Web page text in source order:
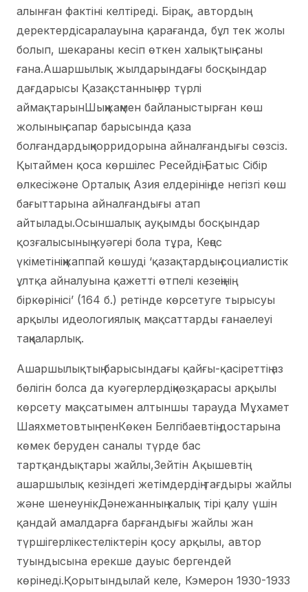
алынған фактіні келтіреді. Бірақ, автордың
деректердісаралауына қарағанда, бұл тек жолы
болып, шекараны кесіп өткен халықтың саны
ғана.Ашаршылық жылдарындағы босқындар
дағдарысы Қазақстанның әр түрлі
аймақтарынШыңжаңмен байланыстырған көш
жолының сапар барысында қаза
болғандардыңкорридорына айналғандығы сөзсіз.
Қытаймен қоса көршілес Ресейдің Батыс Сібір
өлкесіжәне Орталық Азия елдерінің де негізгі көш
бағыттарына айналғандығы атап
айтылады.Осыншалық ауқымды босқындар
қозғалысының куәгері бола тұра, Кеңес
үкіметініңжаппай көшуді ‘қазақтардың социалистік
ұлтқа айналуына қажетті өтпелі кезеңінің
біркөрінісі’ (164 б.) ретінде көрсетуге тырысуы
арқылы идеологиялық мақсаттарды ғанаелеуі
таңқаларлық.
Ашаршылықтың барысындағы қайғы-қасіреттің аз
бөлігін болса да куәгерлердіңкөзқарасы арқылы
көрсету мақсатымен алтыншы тарауда Мұхамет
Шаяхметовтың пенКөкен Белгібаевтің достарына
көмек беруден саналы түрде бас
тартқандықтары жайлы,Зейтін Ақышевтің
ашаршылық кезіндегі жетімдердің тағдыры жайлы
және шенеунікДәнежанның халық тірі қалу үшін
қандай амалдарға барғандығы жайлы жан
түршігерлікестеліктерін қосу арқылы, автор
туындысына ерекше дауыс бергендей
көрінеді.Қорытындылай келе, Кэмерон 1930-1933